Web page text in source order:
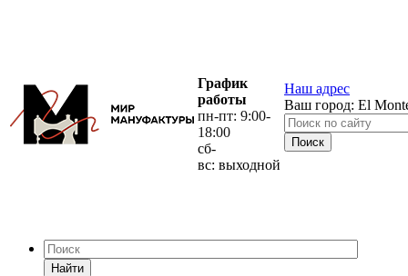
График
работы
пн-пт: 9:00-
18:00
сб-
вс: выходной
Наш адрес
Ваш город: El
Найти